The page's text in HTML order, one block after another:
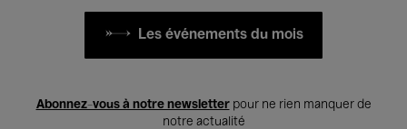
Les événements du mois
Abonnez-vous à notre newsletterpour ne rien manquer de
notre actualité